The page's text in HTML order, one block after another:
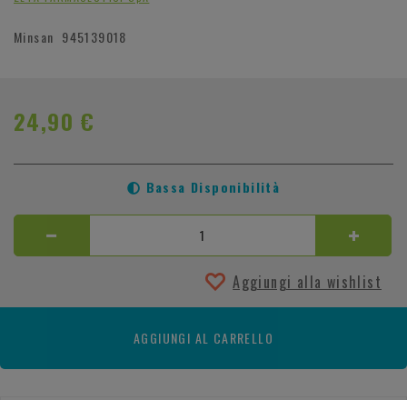
Minsan 945139018
24,90 €
Bassa Disponibilità
Aggiungi alla wishlist
AGGIUNGI AL CARRELLO